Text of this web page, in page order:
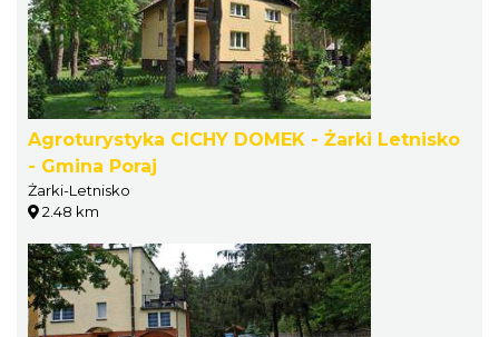
Agroturystyka CICHY DOMEK - Żarki Letnisko
- Gmina Poraj
Żarki-Letnisko
2.48 km